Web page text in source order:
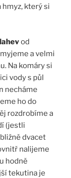
který si
od
a velmi
Na komáry si
vody s půl
necháme
ho do
rozdrobíme a
(jestli
dvacet
nalijeme
hodně
tekutina je